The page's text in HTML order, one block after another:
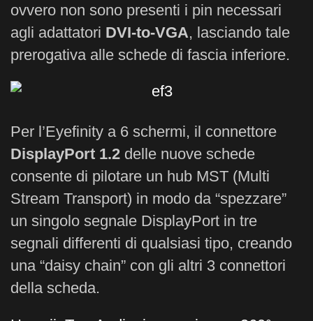
ovvero non sono presenti i pin necessari
agli adattatori DVI-to-VGA, lasciando tale
prerogativa alle schede di fascia inferiore.
Per l’Eyefinity a 6 schermi, il connettore
DisplayPort 1.2 delle nuove schede
consente di pilotare un hub MST (Multi
Stream Transport) in modo da “spezzare”
un singolo segnale DisplayPort in tre
segnali differenti di qualsiasi tipo, creando
una “daisy chain” con gli altri 3 connettori
della scheda.